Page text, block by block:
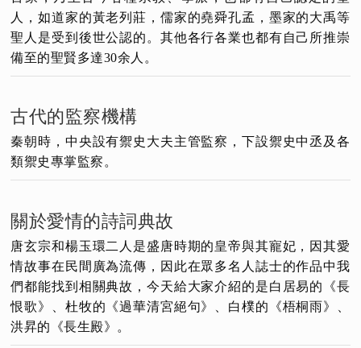
人，如道家的黃老列莊，儒家的堯舜孔孟，墨家的大禹等
聖人是受到後世公認的。其他各行各業也都有自己所推崇
備至的聖賢多達30余人。
古代的監察機構
秦朝時，中央設有禦史大夫主管監察，下設禦史中丞及各
類禦史專掌監察。
關於愛情的詩詞典故
唐玄宗和楊玉環二人是盛唐時期的皇帝與其寵妃，因其愛
情故事在民間廣為流傳，因此在眾多名人誌士的作品中我
們都能找到相關典故，今天給大家介紹的是白居易的《長
恨歌》、杜牧的《過華清宮絕句》、白樸的《梧桐雨》、
洪昇的《長生殿》。